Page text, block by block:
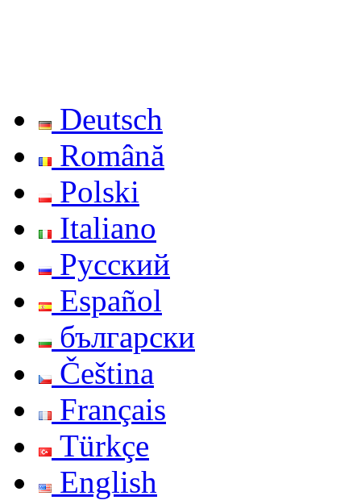
Deutsch
Română
Polski
Italiano
Русский
Español
български
Čeština
Français
Türkçe
English